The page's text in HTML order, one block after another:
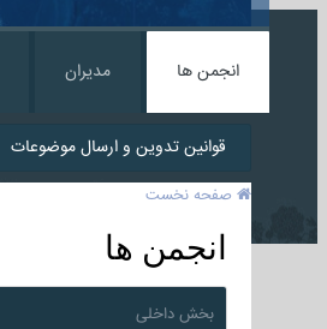
انجمن ها مدیران
قوانین تدوین و ارسال موضوعات
صفحه نخست
انجمن ها
بخش داخلی